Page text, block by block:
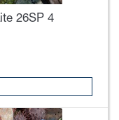
26SP 4